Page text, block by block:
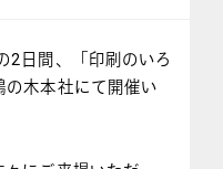
2日間、「印刷のいろ
木本社にて開催い